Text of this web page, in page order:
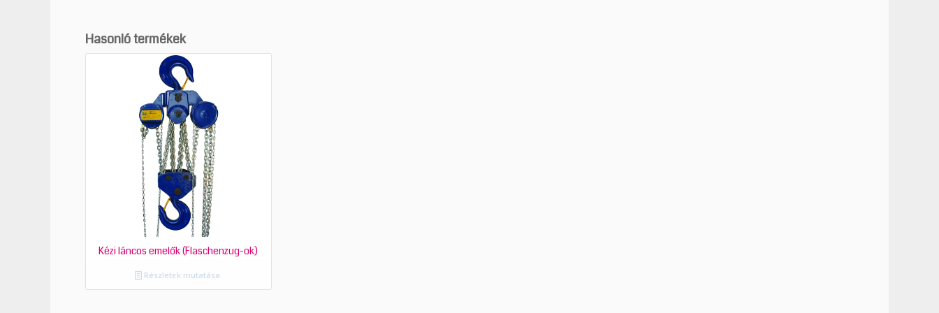
Hasonló termékek
Kézi láncos emelők (Flaschenzug-ok)
Részletek mutatása